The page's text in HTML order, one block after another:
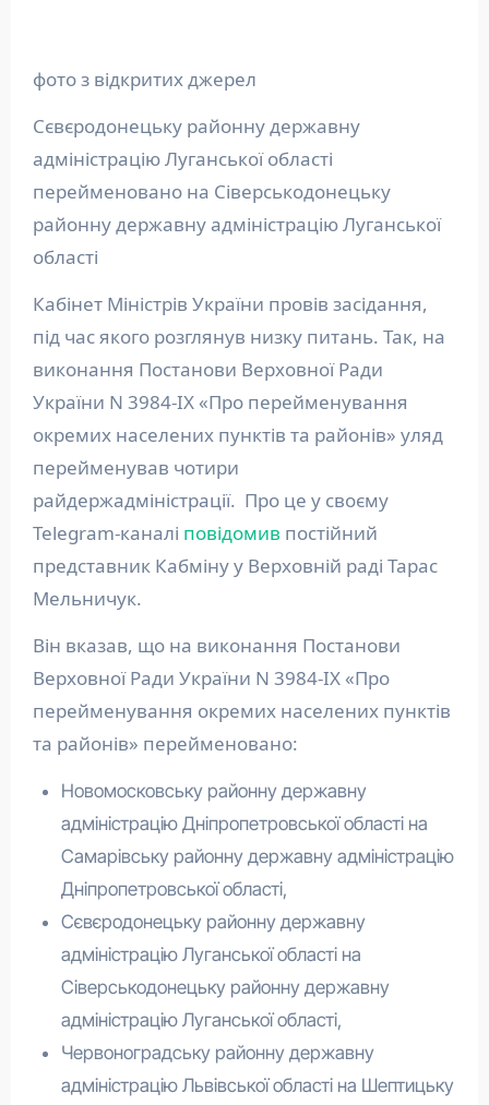
фото з відкритих джерел
Сєвєродонецьку районну державну
адміністрацію Луганської області
перейменовано на Сіверськодонецьку
районну державну адміністрацію Луганської
області
Кабінет Міністрів України провів засідання,
під час якого розглянув низку питань. Так, на
виконання Постанови Верховної Ради
України N 3984-IX «Про перейменування
окремих населених пунктів та районів» уляд
перейменував чотири
райдержадміністрації. Про це у своєму
Telegram-каналі повідомив постійний
представник Кабміну у Верховній раді Тарас
Мельничук.
Він вказав, що на виконання Постанови
Верховної Ради України N 3984-IX «Про
перейменування окремих населених пунктів
та районів» перейменовано:
Новомосковську районну державну
адміністрацію Дніпропетровської області на
Самарівську районну державну адміністрацію
Дніпропетровської області,
Сєвєродонецьку районну державну
адміністрацію Луганської області на
Сіверськодонецьку районну державну
адміністрацію Луганської області,
Червоноградську районну державну
адміністрацію Львівської області на Шептицьку